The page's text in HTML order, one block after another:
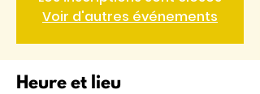
Voir d'autres événements
Heure et lieu